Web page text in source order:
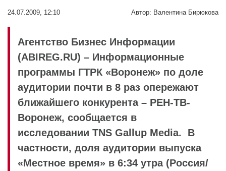
24.07.2009, 12:10 Автор: Валентина Бирюкова
Агентство Бизнес Информации
(ABIREG.RU) – Информационные
программы ГТРК «Воронеж» по доле
аудитории почти в 8 раз опережают
ближайшего конкурента – РЕН-ТВ-
Воронеж, сообщается в
исследовании TNS Gallup Media. В
частности, доля аудитории выпуска
«Местное время» в 6:34 утра (Россия/